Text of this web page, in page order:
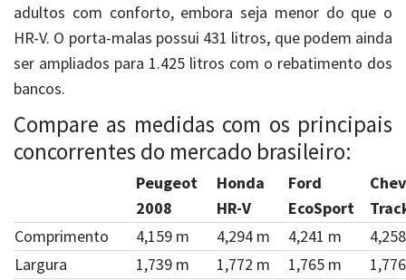
adultos com conforto, embora seja menor do que o
HR-V. O porta-malas possui 431 litros, que podem ainda
ser ampliados para 1.425 litros com o rebatimento dos
bancos.
Compare as medidas com os principais
concorrentes do mercado brasileiro:
Peugeot
2008
Honda
HR-V
Ford
EcoSport
Comprimento
4,159 m 4,294 m 4,241 m
Largura
1,739 m 1,772 m 1,765 m